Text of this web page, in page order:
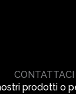
CONTATTACI
prodotti o